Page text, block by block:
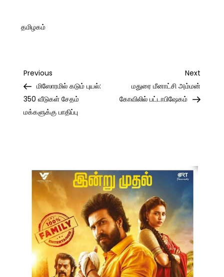
தமிழகம்
Post
navigation
Previous
Post
Previous
மிஸோரமில் கடும் புயல்:
350 வீடுகள் சேதம்
மக்களுக்கு பாதிப்பு
Next
Post
Next
மதுரை மீனாட்சி அம்மன்
கோவிலில் பட்டாபிஷேகம்